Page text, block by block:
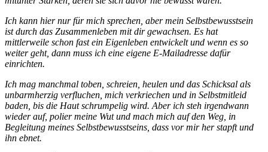
Ich kann hier nur für mich sprechen, aber mein Selbstbewusstsein
ist durch das Zusammenleben mit dir gewachsen. Es hat
mittlerweile schon fast ein Eigenleben entwickelt und wenn es so
weiter geht, dann muss ich eine eigene E-Mailadresse dafür
einrichten.
Ich mag manchmal toben, schreien, heulen und das Schicksal als
unbarmherzig verfluchen, mich verkriechen und in Selbstmitleid
baden, bis die Haut schrumpelig wird. Aber ich steh irgendwann
wieder auf, polier meine Wut und mach mich auf den Weg, in
Begleitung meines Selbstbewusstseins, dass vor mir her stapft und
ihn ebnet.